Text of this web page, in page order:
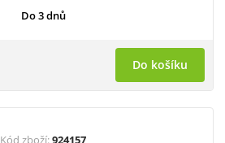
Do 3 dnů
Do košíku
Kód zboží:924157